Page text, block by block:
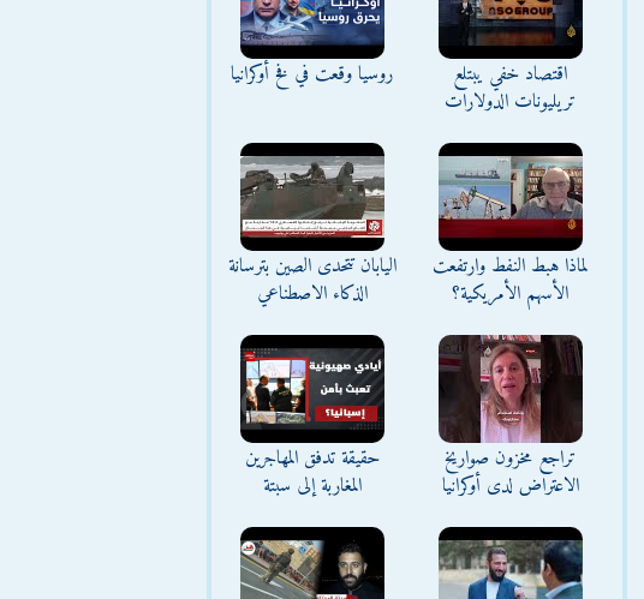
اقتصاد خفي يبتلع
تريليونات الدولارات
روسيا وقعت في فخ أوكرانيا
لماذا هبط النفط وارتفعت
الأسهم الأمريكية؟
اليابان تتحدى الصين بترسانة
الذكاء الاصطناعي
تراجع مخزون صواريخ
الاعتراض لدى أوكرانيا
حقيقة تدفق المهاجرين
المغاربة إلى سبتة